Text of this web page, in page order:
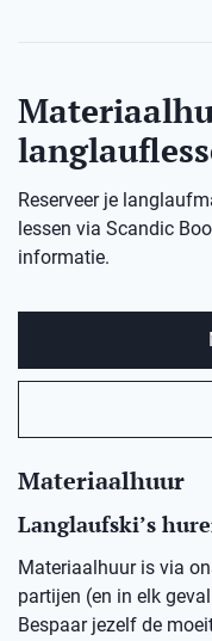
Reserveer je
lessen via Scandic
informatie.
Materiaalhuur
Langlaufski’s
Materiaalhuur is via
partijen (en in elk
Bespaar jezelf de